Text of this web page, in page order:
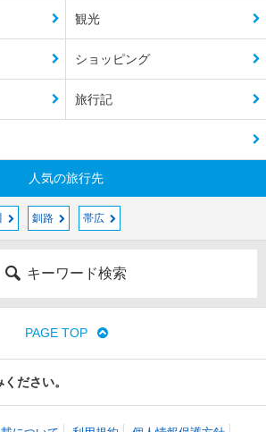
観光
ショッピング
旅行記
人気の旅行先
釧路 帯広
キーワード検索
PAGE TOP
ださい。